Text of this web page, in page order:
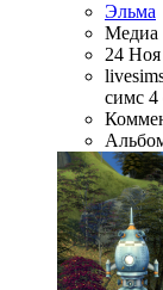
Эльма
Медиа
24
симс 4